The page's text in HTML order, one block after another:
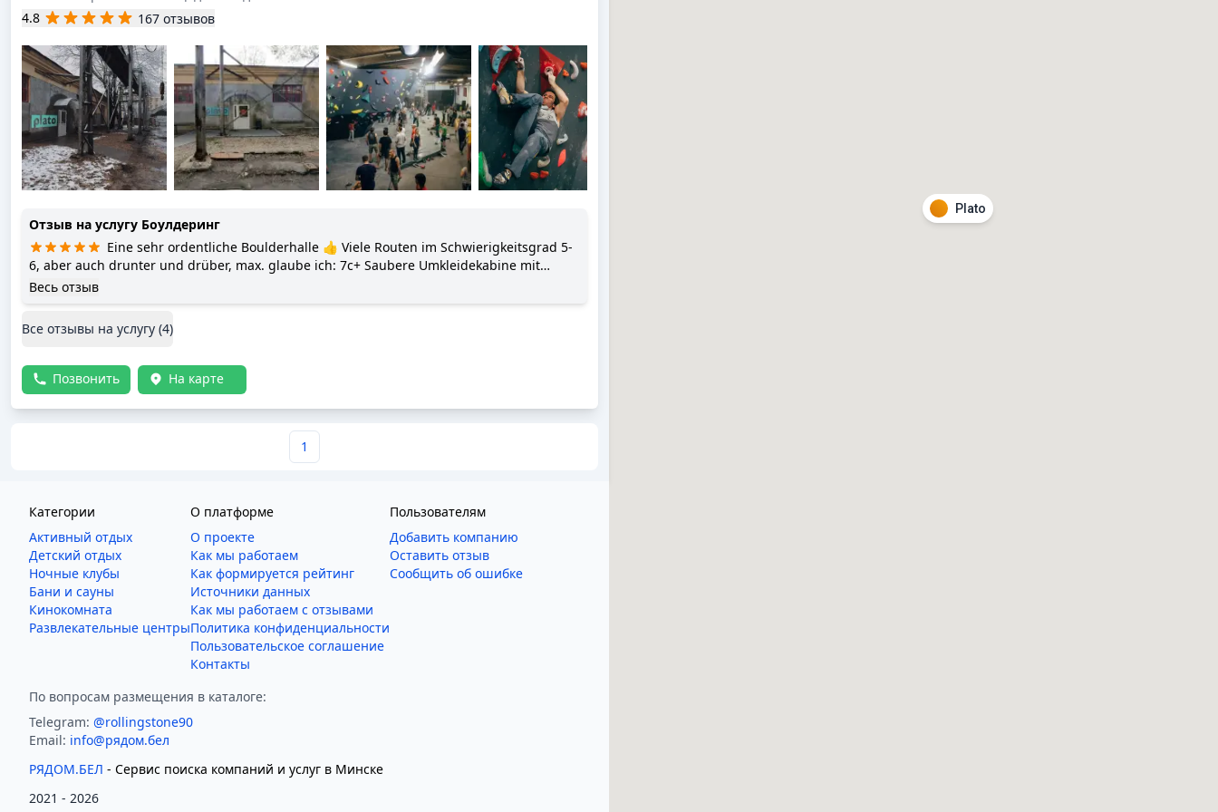
Plato
4.8
167 отзывов
Отзыв на услугу Боулдеринг
Eine sehr ordentliche Boulderhalle 👍 Viele Routen im Schwierigkeitsgrad 5-
6, aber auch drunter und drüber, max. glaube ich: 7c+ Saubere Umkleidekabine mit
Duschmöglichkeit. Sehr netter und freundlicher Kontakt.
Весь отзыв
Все отзывы на услугу (4)
Позвонить На карте
1
Категории
Активный отдых
Детский отдых
Ночные клубы
Бани и сауны
Кинокомната
Развлекательные центры
О платформе
О проекте
Как мы работаем
Как формируется рейтинг
Источники данных
Как мы работаем с отзывами
Политика конфиденциальности
Пользовательское соглашение
Контакты
Пользователям
Добавить компанию
Оставить отзыв
Сообщить об ошибке
По вопросам размещения в каталоге:
Telegram: @rollingstone90
Email: info@рядом.бел
РЯДОМ.БЕЛ - Cервис поиска компаний и услуг в Минске
2021 - 2026